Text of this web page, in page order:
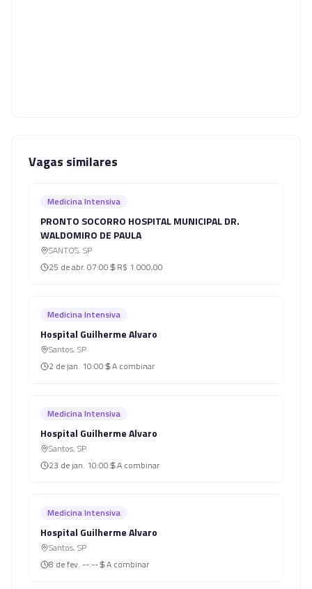
Vagas similares
Medicina Intensiva
PRONTO SOCORRO HOSPITAL MUNICIPAL DR.
WALDOMIRO DE PAULA
SANTOS, SP
25 de abr. 07:00 R$ 1.000,00
Medicina Intensiva
Hospital Guilherme Alvaro
Santos, SP
2 de jan. 10:00 A combinar
Medicina Intensiva
Hospital Guilherme Alvaro
Santos, SP
23 de jan. 10:00 A combinar
Medicina Intensiva
Hospital Guilherme Alvaro
Santos, SP
8 de fev. --:-- A combinar